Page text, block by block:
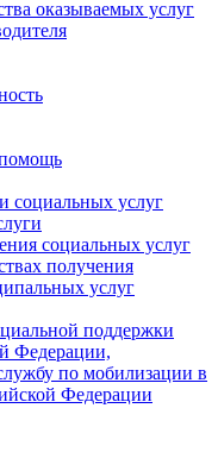
оказываемых услуг
социальных услуг
социальных услуг
получения
услуг
поддержки
Федерации,
по мобилизации в
Федерации